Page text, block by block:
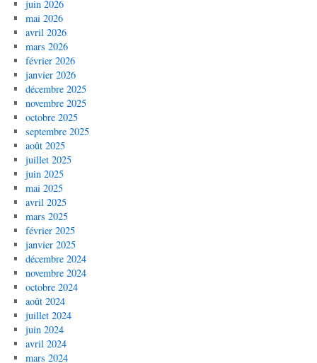
juin 2026
mai 2026
avril 2026
mars 2026
février 2026
janvier 2026
décembre 2025
novembre 2025
octobre 2025
septembre 2025
août 2025
juillet 2025
juin 2025
mai 2025
avril 2025
mars 2025
février 2025
janvier 2025
décembre 2024
novembre 2024
octobre 2024
août 2024
juillet 2024
juin 2024
avril 2024
mars 2024